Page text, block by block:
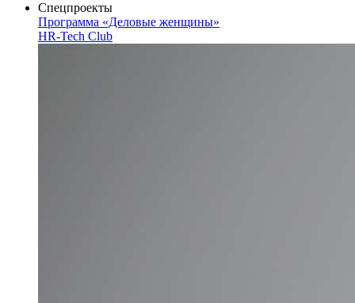
Спецпроекты
Программа «Деловые женщины»
HR-Tech Club